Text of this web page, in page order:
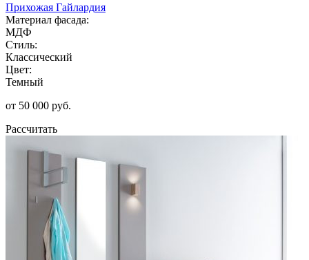
Прихожая Гайлардия
Материал фасада:
МДФ
Стиль:
Классический
Цвет:
Темный
от 50 000 руб.
Рассчитать